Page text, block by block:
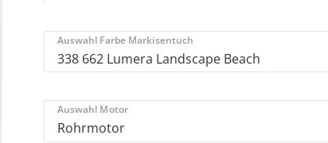
Auswahl Farbe Markisentuch
Auswahl Motor